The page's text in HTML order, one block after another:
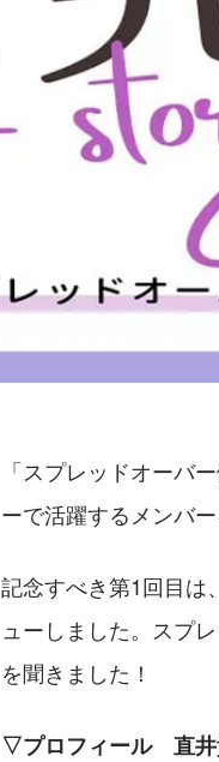
「スプレッドオーバ
ーで活躍するメンバ
記念すべき第1回目は
ューしました。スプ
を聞きました！
▽プロフィール　直